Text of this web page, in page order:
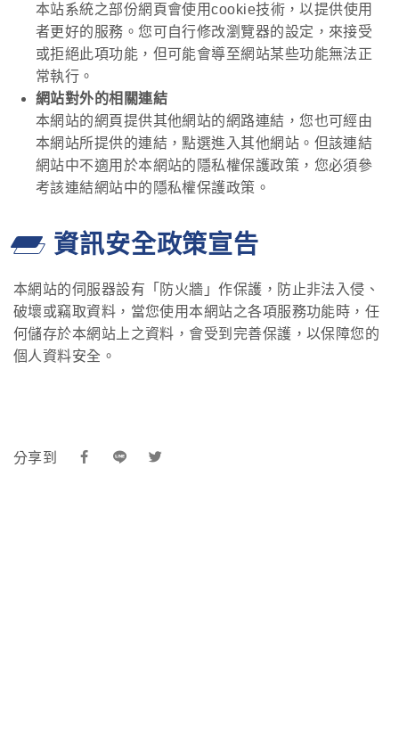
本站系統之部份網頁會使用cookie技術，以提供使用
者更好的服務。您可自行修改瀏覽器的設定，來接受
或拒絕此項功能，但可能會導至網站某些功能無法正
常執行。
網站對外的相關連結
本網站的網頁提供其他網站的網路連結，您也可經由
本網站所提供的連結，點選進入其他網站。但該連結
網站中不適用於本網站的隱私權保護政策，您必須參
考該連結網站中的隱私權保護政策。
資訊安全政策宣告
本網站的伺服器設有「防火牆」作保護，防止非法入侵、
破壞或竊取資料，當您使用本網站之各項服務功能時，任
何儲存於本網站上之資料，會受到完善保護，以保障您的
個人資料安全。
分享到